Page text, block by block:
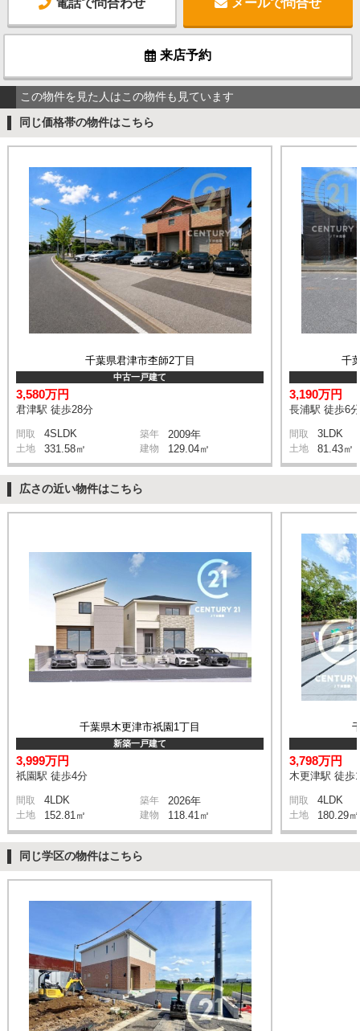
電話で問合わせ メールで問合せ
来店予約
この物件を見た人はこの物件も見ています
同じ価格帯の物件はこちら
千葉県君津市杢師2丁目
中古一戸建て
3,580万円
君津駅 徒歩28分
間取 4SLDK 築年 2009年
土地 331.58㎡ 建物 129.04㎡
千
3,190万円
長浦駅 徒歩6分
間取 3LDK
土地 81.43㎡
広さの近い物件はこちら
千葉県木更津市祇園1丁目
新築一戸建て
3,999万円
祇園駅 徒歩4分
間取 4LDK 築年 2026年
土地 152.81㎡ 建物 118.41㎡
3,798万円
木更津駅 徒歩
間取 4LDK
土地 180.29㎡
同じ学区の物件はこちら